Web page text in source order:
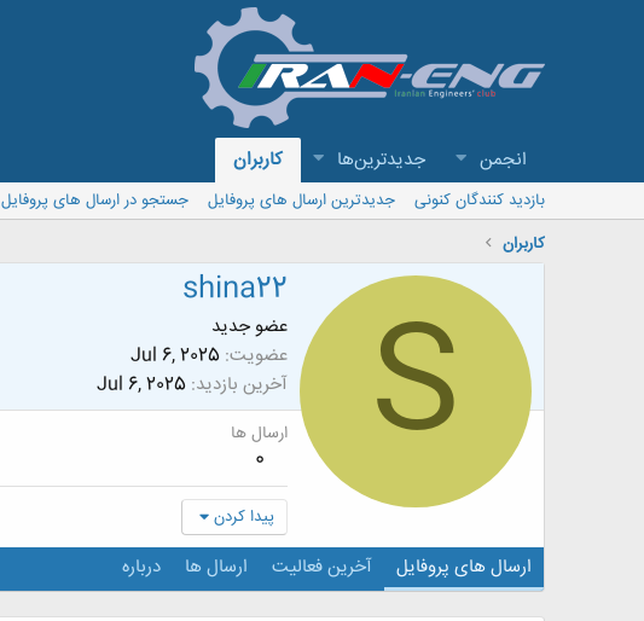
انجمن جدیدترین‌ها کاربران
بازدید کنندگان کنونی جدیدترین ارسال های پروفایل
جستجو در ارسال های پروفایل
کاربران
S
shina22
عضو جدید
عضویت Jul 6, 2025
آخرین بازدید Jul 6, 2025
ارسال ها
0
پیدا کردن
ارسال های پروفایل آخرین فعالیت ارسال ها درباره